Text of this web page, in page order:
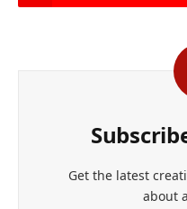
Get the latest
about